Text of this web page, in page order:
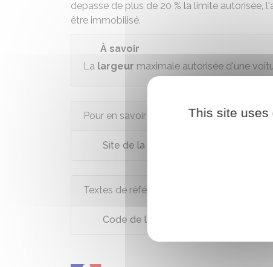
dépasse de plus de 20 % la limite autorisée,
être immobilisé.
À savoir
La largeur maximale autorisée d'une
Pour en savoir plus
Site de la sécurité routière
Textes de référence
Code de la route : articles R312-10 à
This site uses